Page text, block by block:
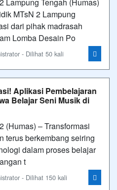
MTsN 2 Lampung
dari pihak madrasah
Lomba Desain Po
- Dilihat 50 kali
Aplikasi Pembelajaran
Belajar Seni Musik di
(Humas) – Transformasi
terus berkembang seiring
dalam proses belajar
t
- Dilihat 150 kali